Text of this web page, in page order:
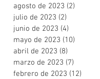
agosto de 2023 (2)
julio de 2023 (2)
junio de 2023 (4)
mayo de 2023 (10)
abril de 2023 (8)
marzo de 2023 (7)
febrero de 2023 (12)